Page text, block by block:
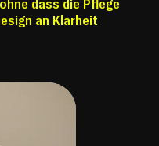
an Klarheit